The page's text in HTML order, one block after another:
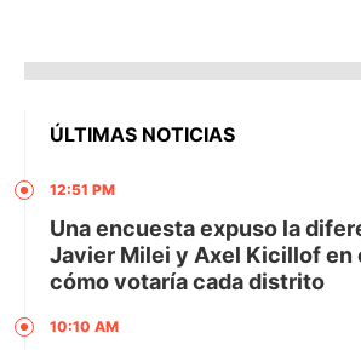
ÚLTIMAS NOTICIAS
12:51 PM
Una encuesta expuso la
Javier Milei y Axel Kicillof en
cómo votaría cada distrito
10:10 AM